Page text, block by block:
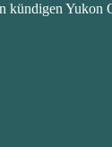
kündigen Yukon